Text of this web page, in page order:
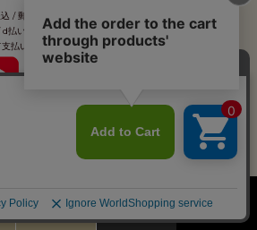
/ 郵便振込 / 代金引換 / コンビニ後払い / Amazon
払い / auかんたん決済 / ソフトバンクまとめて支払
払い